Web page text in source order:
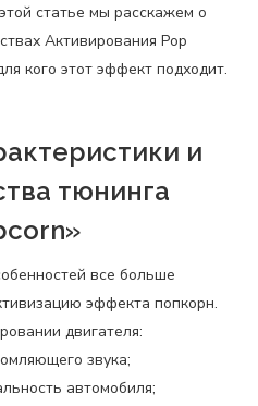
статье мы расскажем о
Активирования Pop
кого этот эффект подходит.
и
тюнинга
все больше
эффекта попкорн.
двигателя:
звука;
автомобиля;